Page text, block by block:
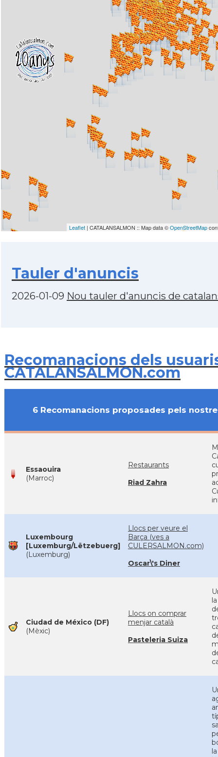
Leaflet | CATALANSALMON :: Map data ©OpenStreetMap
Tauler d'anuncis
2026-01-09 Nou tauler d'anuncis de
Recomanacions dels
CATALANSALMON.com
6 Recomanacions proposades pels
Essaouira
(Marroc)
Restaurants
Riad Zahra
Luxembourg
[Luxemburg/Lëtzebuerg]
(Luxemburg)
Llocs per veure el
Barça (ves a
CULERSALMON.com)
Oscar\'s Diner
Ciudad de México (DF)
(Mèxic)
Llocs on comprar
menjar català
Pasteleria Suiza